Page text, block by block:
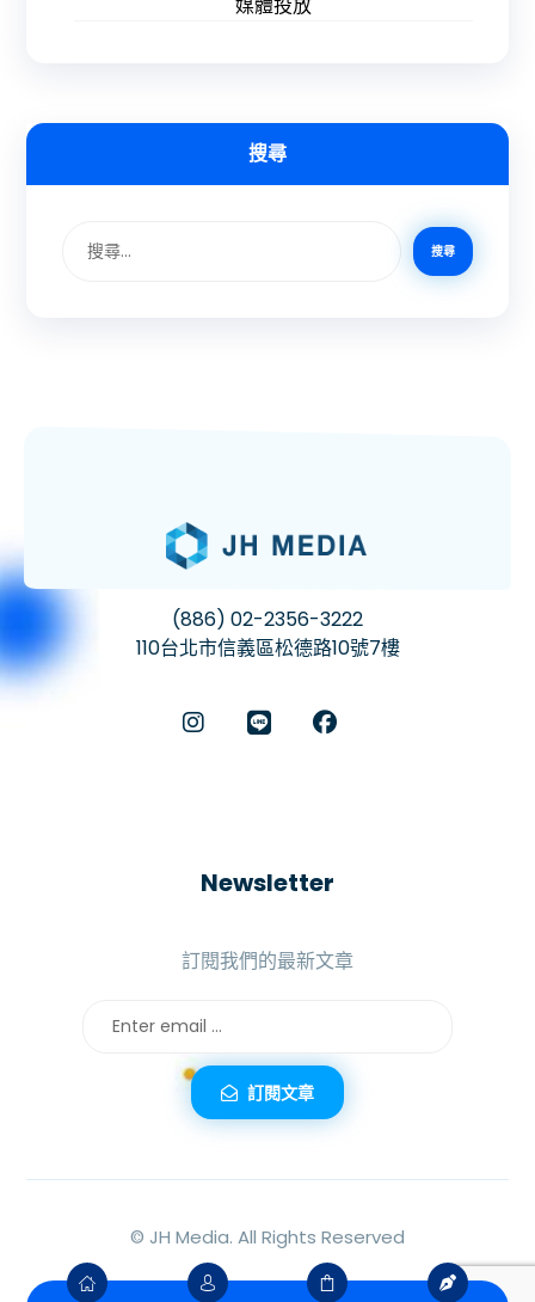
媒體投放
搜尋
(886) 02-2356-3222
110台北市信義區松德路10號7樓
Newsletter
訂閱我們的最新文章
訂閱文章
© JH Media. All Rights Reserved